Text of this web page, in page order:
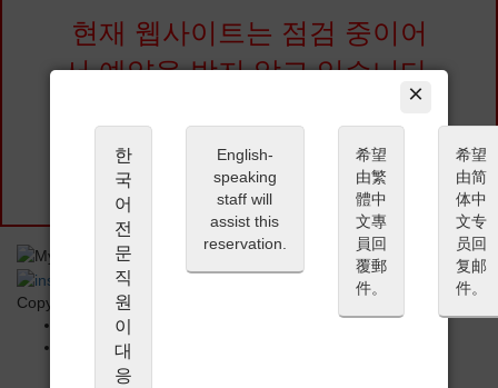
×
한
국
어
전
문
직
원
이
대
응
English-
speaking
staff will
assist this
reservation.
希望
由繁
體中
文專
員回
覆郵
件。
希望
由简
体中
文专
员回
复邮
件。
현재 웹사이트는 점검 중이어
서 예약을 받지 않고 있습니다.
(예약 재개일은 미정입니다) 양
해 부탁드립니다.
Copyright (C) My Concierge Japan All Rights Reserved.
개인정보보호방침